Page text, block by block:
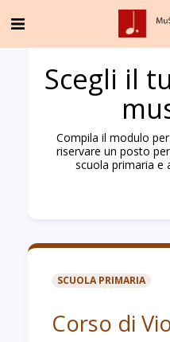
Scegli il
Compila il modulo
riservare un posto
scuola primaria e
SCUOLA PRIMARIA
Corso di